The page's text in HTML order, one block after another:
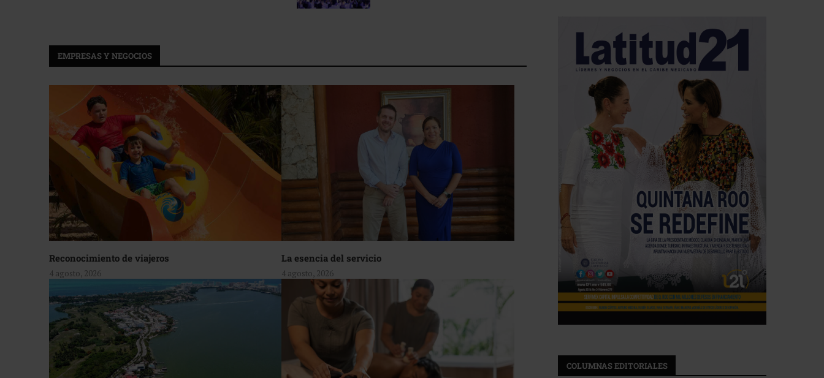
EMPRESAS Y NEGOCIOS
Reconocimiento de viajeros
4 agosto, 2026
La esencia del servicio
4 agosto, 2026
COLUMNAS EDITORIALES